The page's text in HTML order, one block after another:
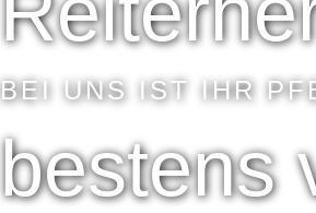
BEI UNS IST IHR
bestens